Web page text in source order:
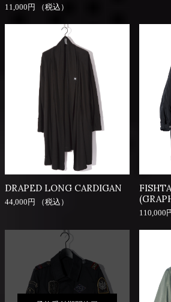
11,000円 （税込）
DRAPED LONG CARDIGAN
44,000円 （税込）
110,000